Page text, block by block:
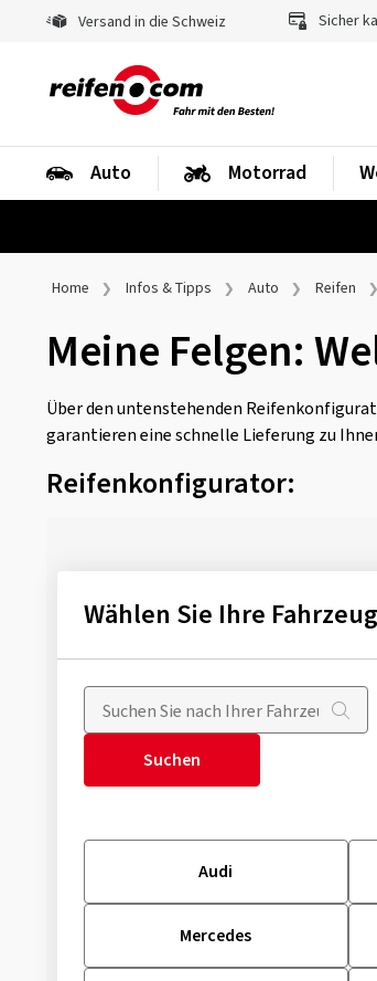
Versand in die Schweiz Sicher
Auto Motorrad
Home Infos & Tipps Auto Reifen
Meine Felgen:
Über den untenstehenden
garantieren eine schnelle Lieferung zu
Reifenkonfigurator:
Wählen Sie Ihre
Suchen
Audi
Mercedes